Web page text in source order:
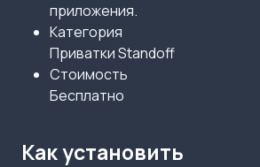
приложения.
Категория
Приватки Standoff
Стоимость
Бесплатно
Как установить